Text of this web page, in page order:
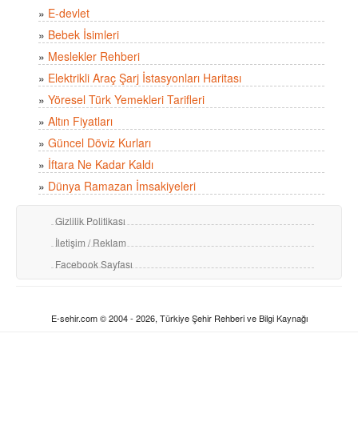
» E-devlet
» Bebek İsimleri
» Meslekler Rehberi
» Elektrikli Araç Şarj İstasyonları Haritası
» Yöresel Türk Yemekleri Tarifleri
» Altın Fiyatları
» Güncel Döviz Kurları
» İftara Ne Kadar Kaldı
» Dünya Ramazan İmsakiyeleri
Gizlilik Politikası
İletişim / Reklam
Facebook Sayfası
E-sehir.com © 2004 - 2026, Türkiye Şehir Rehberi ve Bilgi Kaynağı